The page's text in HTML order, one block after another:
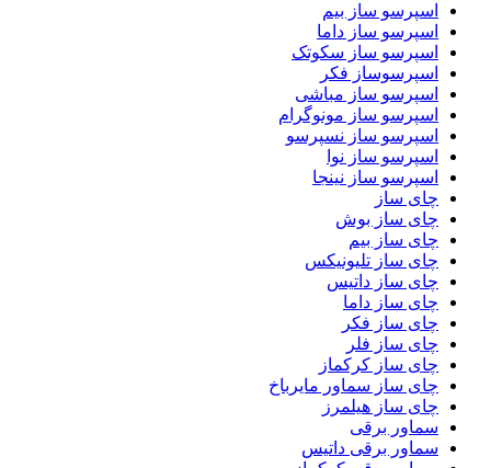
اسپرسو ساز بیم
اسپرسو ساز داما
اسپرسو ساز سکوتک
اسپرسوساز فکر
اسپرسو ساز مباشی
اسپرسو ساز مونوگرام
اسپرسو ساز نسپرسو
اسپرسو ساز نوا
اسپرسو ساز نینجا
چای ساز
چای ساز بوش
چای ساز بیم
چای ساز تلیونیکس
چای ساز داتیس
چای ساز داما
چای ساز فکر
چای ساز فلر
چای ساز کرکماز
چای ساز سماور مایرباخ
چای ساز هیلمرز
سماور برقی
سماور برقی داتیس